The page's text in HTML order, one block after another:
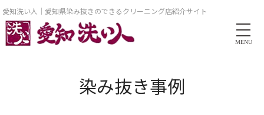
愛知洗い人｜愛知県染み抜きのできるクリーニング店紹介サイト
MENU
染み抜き事例